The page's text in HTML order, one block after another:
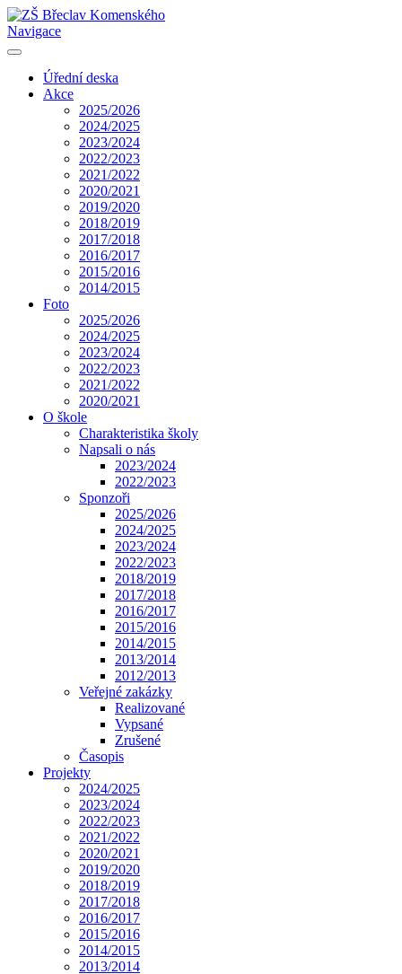
Navigace
Úřední deska
Akce
2025/2026
2024/2025
2023/2024
2022/2023
2021/2022
2020/2021
2019/2020
2018/2019
2017/2018
2016/2017
2015/2016
2014/2015
Foto
2025/2026
2024/2025
2023/2024
2022/2023
2021/2022
2020/2021
O škole
Charakteristika školy
Napsali o nás
2023/2024
2022/2023
Sponzoři
2025/2026
2024/2025
2023/2024
2022/2023
2018/2019
2017/2018
2016/2017
2015/2016
2014/2015
2013/2014
2012/2013
Veřejné zakázky
Realizované
Vypsané
Zrušené
Časopis
Projekty
2024/2025
2023/2024
2022/2023
2021/2022
2020/2021
2019/2020
2018/2019
2017/2018
2016/2017
2015/2016
2014/2015
2013/2014